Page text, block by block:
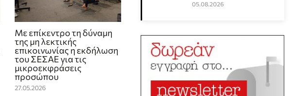
Με επίκεντρο τη δύναμη
της μη λεκτικής
επικοινωνίας η εκδήλωση
του ΣΕΣΑΕ για τις
μικροεκφράσεις
προσώπου
27.05.2026
05.08.2026